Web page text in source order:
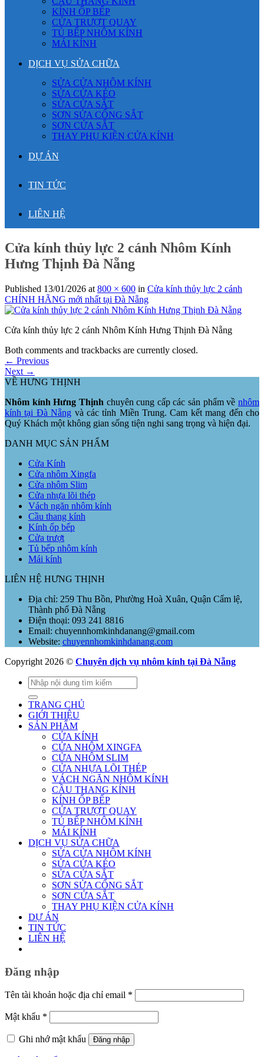
KÍNH ỐP BẾP
CỬA TRƯỢT QUAY
TỦ BẾP NHÔM KÍNH
MÁI KÍNH
DỊCH VỤ SỬA CHỮA
SỬA CỬA NHÔM KÍNH
SỬA CỬA KÉO
SỬA CỬA SẮT
SƠN SỬA CỔNG SẮT
SƠN CỬA SẮT
THAY PHỤ KIỆN CỬA KÍNH
DỰ ÁN
TIN TỨC
LIÊN HỆ
Cửa kính thủy lực 2 cánh Nhôm Kính
Hưng Thịnh Đà Nẵng
Published 13/01/2026 at 800 × 600 in Cửa kính thủy lực 2 cánh
CHÍNH HÃNG mới nhất tại Đà Nẵng
Cửa kính thủy lực 2 cánh Nhôm Kính Hưng Thịnh Đà Nẵng
Both comments and trackbacks are currently closed.
← Previous
Next →
VỀ HƯNG THỊNH
Nhôm kính Hưng Thịnh chuyên cung cấp các sản phẩm vềnhôm
kính tại Đà Nẵng và các tỉnh Miền Trung. Cam kết mang đến cho
Quý Khách một không gian sống tiện nghi sang trọng và hiện đại.
DANH MỤC SẢN PHẨM
Cửa Kính
Cửa nhôm Xingfa
Cửa nhôm Slim
Cửa nhựa lõi thép
Vách ngăn nhôm kính
Cầu thang kính
Kính ốp bếp
Cửa trượt
Tủ bếp nhôm kính
Mái kính
LIÊN HỆ HƯNG THỊNH
Địa chỉ: 259 Thu Bồn, Phường Hoà Xuân, Quận Cẩm lệ,
Thành phố Đà Nẵng
Điện thoại: 093 241 8816
Email: chuyennhomkinhdanang@gmail.com
Website: chuyennhomkinhdanang.com
Copyright 2026 © Chuyên dịch vụ nhôm kính tại Đà Nẵng
Tìm
kiếm:
TRANG CHỦ
GIỚI THIỆU
SẢN PHẨM
CỬA KÍNH
CỬA NHÔM XINGFA
CỬA NHÔM SLIM
CỬA NHỰA LÕI THÉP
VÁCH NGĂN NHÔM KÍNH
CẦU THANG KÍNH
KÍNH ỐP BẾP
CỬA TRƯỢT QUAY
TỦ BẾP NHÔM KÍNH
MÁI KÍNH
DỊCH VỤ SỬA CHỮA
SỬA CỬA NHÔM KÍNH
SỬA CỬA KÉO
SỬA CỬA SẮT
SƠN SỬA CỔNG SẮT
SƠN CỬA SẮT
THAY PHỤ KIỆN CỬA KÍNH
DỰ ÁN
TIN TỨC
LIÊN HỆ
Đăng nhập
Tên tài khoản hoặc địa chỉ email *
buộc
Mật khẩu *
buộc
Ghi nhớ mật khẩu
Đăng nhập